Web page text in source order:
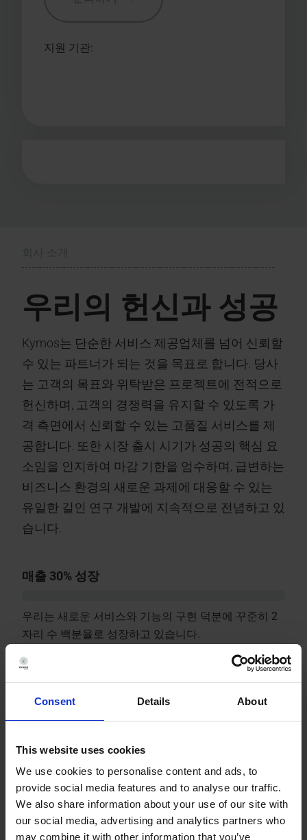
Consent Details About
This website uses cookies
We use cookies to personalise content and ads, to
provide social media features and to analyse our traffic.
We also share information about your use of our site with
our social media, advertising and analytics partners who
may combine it with other information that you’ve
지원 기관:
우리의 헌신과 성공
Kymos는 단순한 서비스 제공업체를 넘어 신뢰할
수 있는 파트너가 되는 것을 목표로 합니다. 당사
는 고객의 목표와 위탁받은 프로젝트에 전적으로
헌신하며, 고객의 경쟁력을 유지할 수 있도록 가
격 측면에서 신뢰할 수 있는 고품질 서비스를 제
공합니다. 또한 시장 출시 시기가 성공의 핵심 요
소임을 인지하여 마감 기한을 엄수하며, 급변하는
비즈니스 환경의 새로운 과제에 대응할 수 있는
유일한 길인 연구 개발에 지속적으로 전념하고 있
습니다.
매출 30% 성장
우리는 새로운 서비스와 기능의 구현 덕분에 꾸준히 2
자리 수 백분율로 성장하고 있습니다.
85%의 재방문 고객
우리는 매년 매우 높은 비율의 재방문 고객을 확보하게
되어 자랑스럽게 생각합니다.
50% 견적 수락
당사는 일관된 품질과 공정한 가격 제공을 통해 높은 승
인률을 보이고 있습니다.